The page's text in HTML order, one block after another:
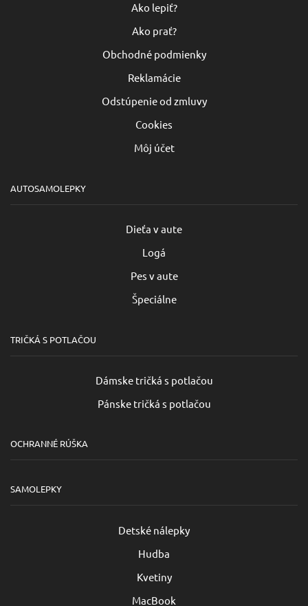
Ako lepiť?
Ako prať?
Obchodné podmienky
Reklamácie
Odstúpenie od zmluvy
Cookies
Môj účet
AUTOSAMOLEPKY
Dieťa v aute
Logá
Pes v aute
Špeciálne
TRIČKÁ S POTLAČOU
Dámske tričká s potlačou
Pánske tričká s potlačou
OCHRANNÉ RÚŠKA
SAMOLEPKY
Detské nálepky
Hudba
Kvetiny
MacBook